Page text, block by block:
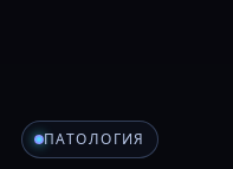
ПАТОЛОГИЯ